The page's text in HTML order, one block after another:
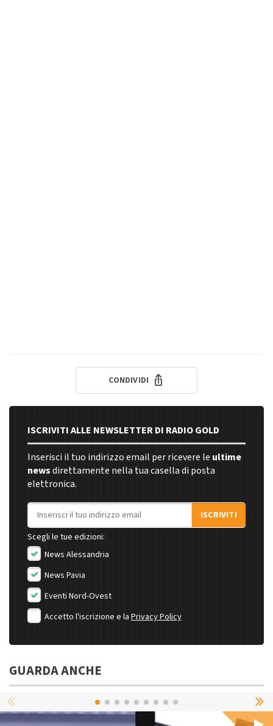
CONDIVIDI
ISCRIVITI ALLE NEWSLETTER DI RADIO GOLD
Inserisci il tuo indirizzo email per ricevere le ultime
newsdirettamente nella tua casella di posta
elettronica.
Indirizzo email
ISCRIVITI
Scegli le tue edizioni:
News Alessandria
News Pavia
Eventi Nord-Ovest
Accetto l'iscrizione e la Privacy Policy
GUARDA ANCHE